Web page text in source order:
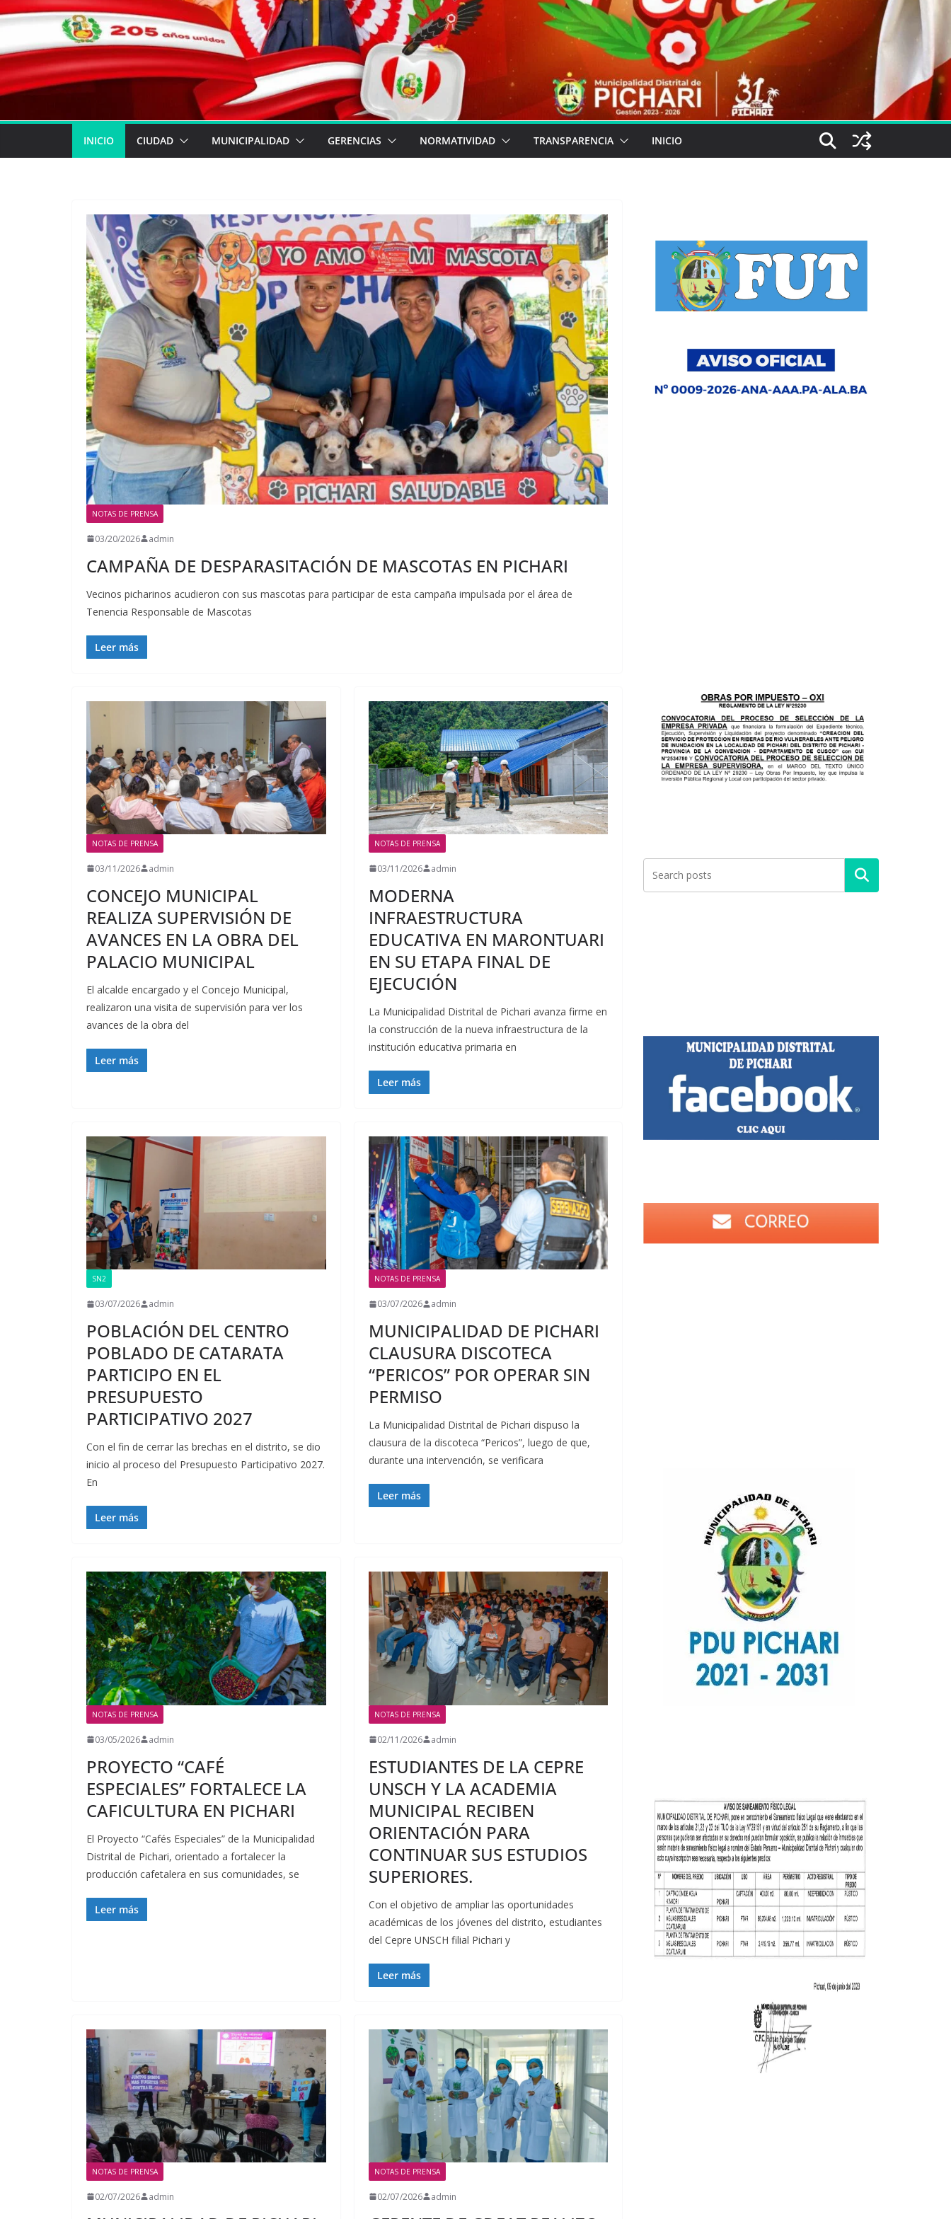
INICIO CIUDAD MUNICIPALIDAD GERENCIAS NORMATIVIDAD TRANSPARENCIA INICIO
NOTAS DE PRENSA
03/20/2026 admin
CAMPAÑA DE DESPARASITACIÓN DE MASCOTAS EN PICHARI
Vecinos picharinos acudieron con sus mascotas para participar de esta campaña impulsada por el área de
Tenencia Responsable de Mascotas
Leer más
NOTAS DE PRENSA
03/11/2026 admin
CONCEJO MUNICIPAL
REALIZA SUPERVISIÓN DE
AVANCES EN LA OBRA DEL
PALACIO MUNICIPAL
El alcalde encargado y el Concejo Municipal,
realizaron una visita de supervisión para ver los
avances de la obra del
Leer más
NOTAS DE PRENSA
03/11/2026 admin
MODERNA
INFRAESTRUCTURA
EDUCATIVA EN MARONTUARI
EN SU ETAPA FINAL DE
EJECUCIÓN
La Municipalidad Distrital de Pichari avanza firme en
la construcción de la nueva infraestructura de la
institución educativa primaria en
Leer más
SN2
03/07/2026 admin
POBLACIÓN DEL CENTRO
POBLADO DE CATARATA
PARTICIPO EN EL
PRESUPUESTO
PARTICIPATIVO 2027
Con el fin de cerrar las brechas en el distrito, se dio
inicio al proceso del Presupuesto Participativo 2027.
En
Leer más
NOTAS DE PRENSA
03/07/2026 admin
MUNICIPALIDAD DE PICHARI
CLAUSURA DISCOTECA
“PERICOS” POR OPERAR SIN
PERMISO
La Municipalidad Distrital de Pichari dispuso la
clausura de la discoteca “Pericos”, luego de que,
durante una intervención, se verificara
Leer más
NOTAS DE PRENSA
03/05/2026 admin
PROYECTO “CAFÉ
ESPECIALES” FORTALECE LA
CAFICULTURA EN PICHARI
El Proyecto “Cafés Especiales” de la Municipalidad
Distrital de Pichari, orientado a fortalecer la
producción cafetalera en sus comunidades, se
Leer más
NOTAS DE PRENSA
02/11/2026 admin
ESTUDIANTES DE LA CEPRE
UNSCH Y LA ACADEMIA
MUNICIPAL RECIBEN
ORIENTACIÓN PARA
CONTINUAR SUS ESTUDIOS
SUPERIORES.
Con el objetivo de ampliar las oportunidades
académicas de los jóvenes del distrito, estudiantes
del Cepre UNSCH filial Pichari y
Leer más
NOTAS DE PRENSA
02/07/2026 admin
NOTAS DE PRENSA
02/07/2026 admin
Buscar